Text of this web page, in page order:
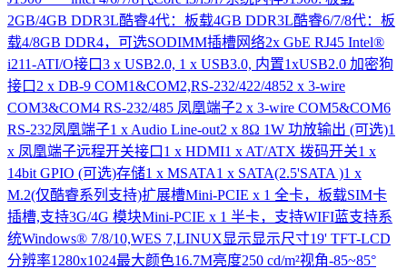
2GB/4GB DDR3L酷睿4代：板载4GB DDR3L酷睿6/7/8代：板
载4/8GB DDR4，可选SODIMM插槽网络2x GbE RJ45 Intel®
i211-ATI/O接口3 x USB2.0, 1 x USB3.0, 内置1xUSB2.0 加密狗
接口2 x DB-9 COM1&COM2,RS-232/422/4852 x 3-wire
COM3&COM4 RS-232/485 凤凰端子2 x 3-wire COM5&COM6
RS-232凤凰端子1 x Audio Line-out2 x 8Ω 1W 功放输出 (可选)1
x 凤凰端子远程开关接口1 x HDMI1 x AT/ATX 拨码开关1 x
14bit GPIO (可选)存储1 x MSATA1 x SATA(2.5'SATA )1 x
M.2(仅酷睿系列支持)扩展槽Mini-PCIE x 1 全卡，板载SIM卡
插槽,支持3G/4G 模块Mini-PCIE x 1 半卡，支持WIFI蓝支持系
统Windows® 7/8/10,WES 7,LINUX显示显示尺寸19' TFT-LCD
分辨率1280x1024最大颜色16.7M亮度250 cd/m²视角-85~85°